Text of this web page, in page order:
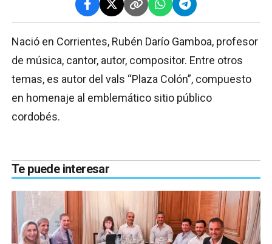
Nació en Corrientes, Rubén Darío Gamboa, profesor
de música, cantor, autor, compositor. Entre otros
temas, es autor del vals “Plaza Colón”, compuesto
en homenaje al emblemático sitio público
cordobés.
Te puede interesar